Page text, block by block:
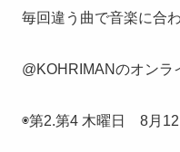
毎回違う曲で音楽に合
@KOHRIMANのオンラ
◉第2.第4 木曜日 8月12